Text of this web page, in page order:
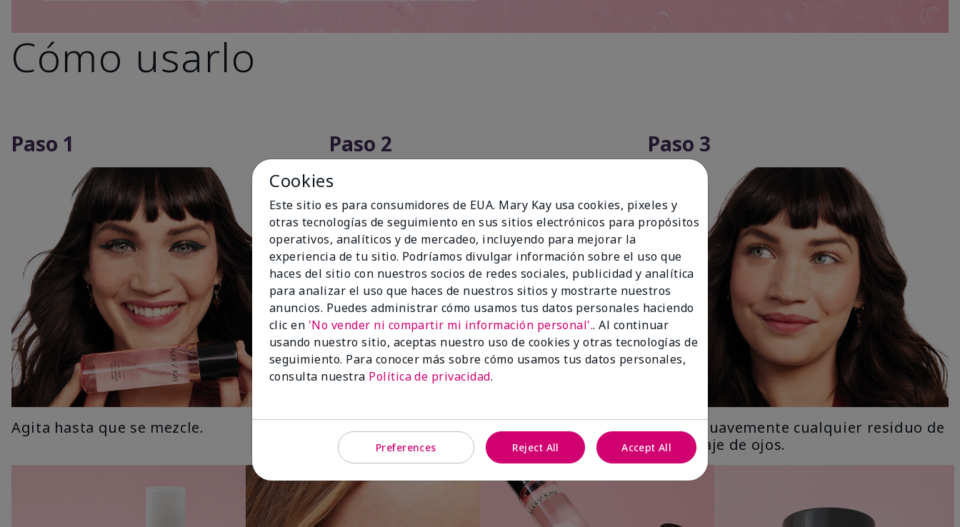
Cómo usarlo
Paso 1
Agita hasta que se mezcle.
Paso 2
Aplica una pequeña cantidad a una
bolita o almohadilla de algodón.
Paso 3
Limpia suavemente cualquier residuo de
maquillaje de ojos.
Cookies
Este sitio es para consumidores de EUA. Mary Kay usa cookies, pixeles y
otras tecnologías de seguimiento en sus sitios electrónicos para propósitos
operativos, analíticos y de mercadeo, incluyendo para mejorar la
experiencia de tu sitio. Podríamos divulgar información sobre el uso que
haces del sitio con nuestros socios de redes sociales, publicidad y analítica
para analizar el uso que haces de nuestros sitios y mostrarte nuestros
anuncios. Puedes administrar cómo usamos tus datos personales haciendo
clic en 'No vender ni compartir mi información personal'.. Al continuar
usando nuestro sitio, aceptas nuestro uso de cookies y otras tecnologías de
seguimiento. Para conocer más sobre cómo usamos tus datos personales,
consulta nuestra Política de privacidad.
Preferences Reject All Accept All